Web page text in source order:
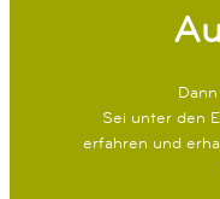
Sei unter den
erfahren und